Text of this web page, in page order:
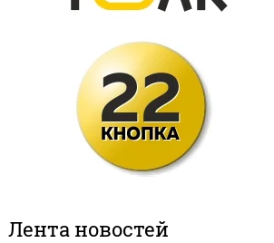
Лента новостей